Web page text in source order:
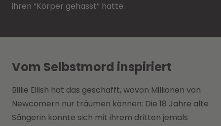
ihren “Körper gehasst” hatte.
Vom Selbstmord inspiriert
Billie Eilish hat das geschafft, wovon Millionen von
Newcomern nur träumen können: Die 18 Jahre alte
Sängerin konnte sich mit ihrem dritten jemals